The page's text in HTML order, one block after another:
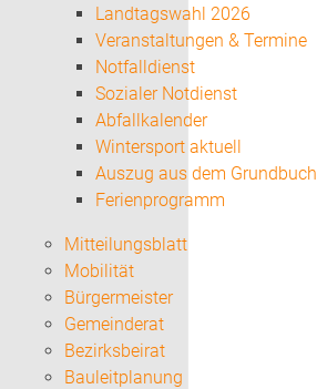
Landtagswahl 2026
Veranstaltungen & Termine
Notfalldienst
Sozialer Notdienst
Abfallkalender
Wintersport aktuell
Auszug aus dem Grundbuch
Ferienprogramm
Mitteilungsblatt
Mobilität
Bürgermeister
Gemeinderat
Bezirksbeirat
Bauleitplanung